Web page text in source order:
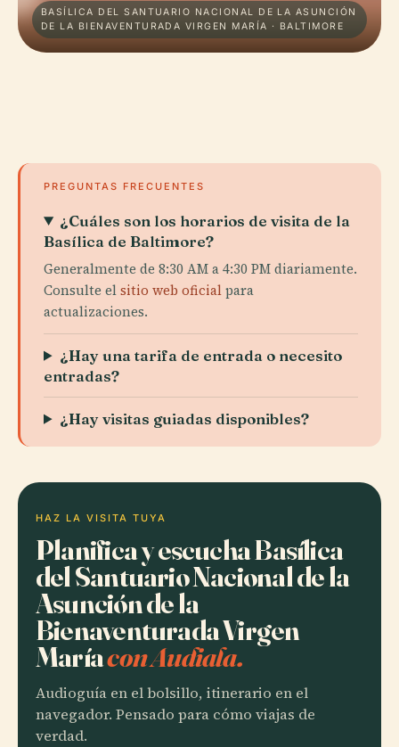
BASÍLICA DEL SANTUARIO NACIONAL DE LA ASUNCIÓN
DE LA BIENAVENTURADA VIRGEN MARÍA · BALTIMORE
PREGUNTAS FRECUENTES
¿Cuáles son los horarios de visita de la
Basílica de Baltimore?
Generalmente de 8:30 AM a 4:30 PM diariamente.
Consulte elsitio web oficialpara
actualizaciones.
¿Hay una tarifa de entrada o necesito
entradas?
¿Hay visitas guiadas disponibles?
HAZ LA VISITA TUYA
Planifica y escucha Basílica
del Santuario Nacional de la
Asunción de la
Bienaventurada Virgen
Maríacon Audiala.
Audioguía en el bolsillo, itinerario en el
navegador. Pensado para cómo viajas de
verdad.